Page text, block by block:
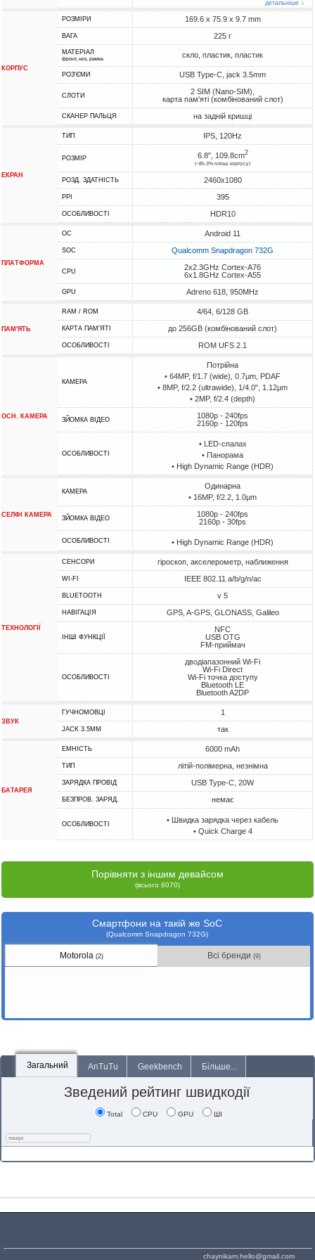
детальніше ↓
КОРПУС
РОЗМІРИ 169.6 x 75.9 x 9.7 mm
ВАГА 225 г
МАТЕРІАЛ
фронт, низ, рамка скло, пластик, пластик
РОЗ'ЄМИ USB Type-C, jack 3.5mm
СЛОТИ
2 SIM (Nano-SIM),
карта пам'яті (комбінований слот)
СКАНЕР ПАЛЬЦЯ на задній кришці
ЕКРАН
ТИП IPS, 120Hz
РОЗМІР 6.8", 109.8cm2
(~85.3% площі корпусу)
РОЗД. ЗДАТНІСТЬ 2460x1080
PPI 395
ОСОБЛИВОСТІ HDR10
ПЛАТФОРМА
ОС Android 11
SOC Qualcomm Snapdragon 732G
CPU
2x2.3GHz Cortex-A76
6x1.8GHz Cortex-A55
GPU Adreno 618, 950MHz
ПАМ'ЯТЬ
RAM / ROM 4/64, 6/128 GB
КАРТА ПАМ'ЯТІ до 256GB (комбінований слот)
ОСОБЛИВОСТІ ROM UFS 2.1
ОСН. КАМЕРА
КАМЕРА
Потрійна
• 64MP, f/1.7 (wide), 0.7µm, PDAF
• 8MP, f/2.2 (ultrawide), 1/4.0", 1.12µm
• 2MP, f/2.4 (depth)
ЗЙОМКА ВІДЕО
1080p - 240fps
2160p - 120fps
ОСОБЛИВОСТІ
• LED-спалах
• Панорама
• High Dynamic Range (HDR)
СЕЛФІ КАМЕРА
КАМЕРА
Одинарна
• 16MP, f/2.2, 1.0µm
ЗЙОМКА ВІДЕО
1080p - 240fps
2160p - 30fps
ОСОБЛИВОСТІ • High Dynamic Range (HDR)
ТЕХНОЛОГІЇ
СЕНСОРИ гіроскоп, акселерометр, наближення
WI-FI IEEE 802.11 a/b/g/n/ac
BLUETOOTH v 5
НАВІГАЦІЯ GPS, A-GPS, GLONASS, Galileo
ІНШІ ФУНКЦІЇ
NFC
USB OTG
FM-приймач
ОСОБЛИВОСТІ
дводіапазонний Wi-Fi
Wi-Fi Direct
Wi-Fi точка доступу
Bluetooth LE
Bluetooth A2DP
ЗВУК
ГУЧНОМОВЦІ 1
JACK 3.5MM так
БАТАРЕЯ
ЕМНІСТЬ 6000 mAh
ТИП літій-полімерна, незнімна
ЗАРЯДКА ПРОВІД USB Type-C, 20W
БЕЗПРОВ. ЗАРЯД. немає
ОСОБЛИВОСТІ
• Швидка зарядка через кабель
• Quick Charge 4
Порівняти з іншим девайсом
(всього 6070)
Смартфони на такій же SoC
(Qualcomm Snapdragon 732G)
Motorola (2) Всі бренди (9)
Загальний AnTuTu Geekbench Більше...
Зведений рейтинг швидкодії
Total CPU GPU ШІ
chaynikam.hello@gmail.com